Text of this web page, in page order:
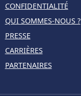
CONFIDENTIALITÉ
QUI SOMMES-NOUS ?
PRESSE
CARRIÈRES
PARTENAIRES